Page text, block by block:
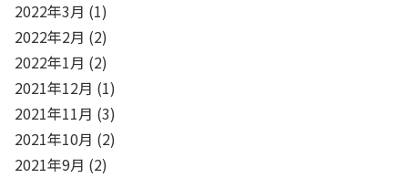
2022年3月 (1)
2022年2月 (2)
2022年1月 (2)
2021年12月 (1)
2021年11月 (3)
2021年10月 (2)
2021年9月 (2)